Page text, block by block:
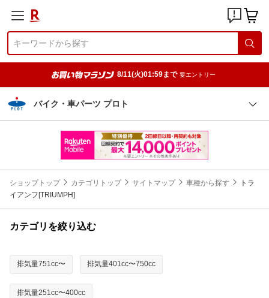
8/11(火)01:59まで 要エントリー
バイク・車パーツ プロト
ショップトップ カテゴリトップ サイトマップ 車種から探す
トラ
イアンフ[TRIUMPH]
カテゴリを絞り込む
排気量751cc〜 排気量401cc〜750cc
排気量251cc〜400cc